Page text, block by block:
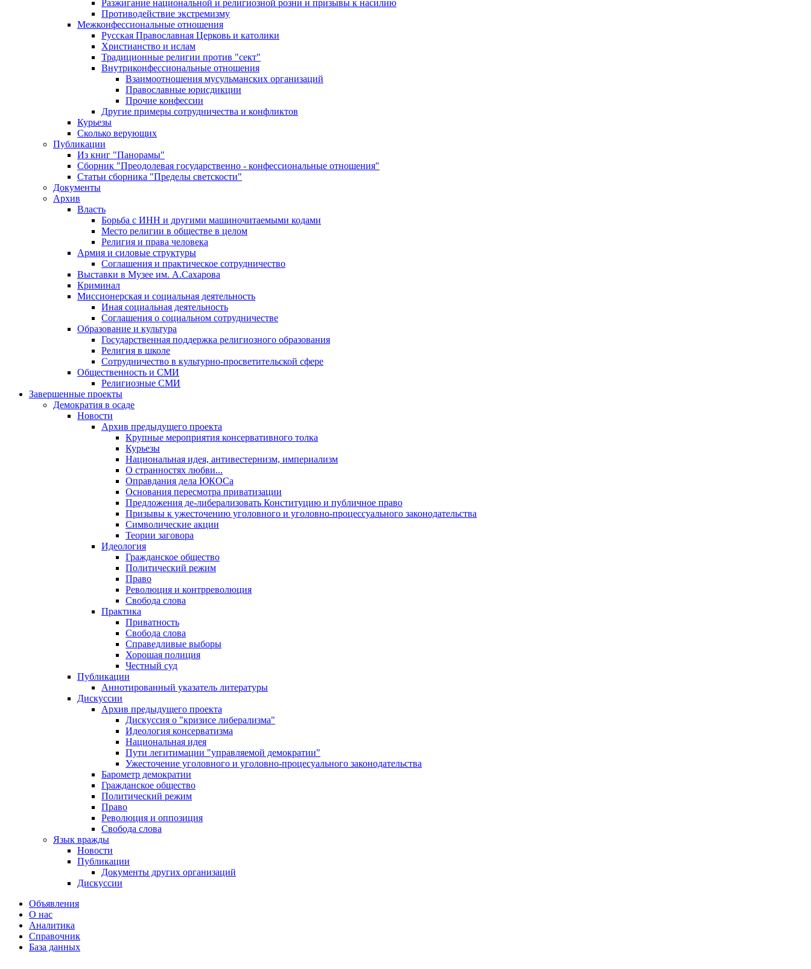
Разжигание национальной и религиозной розни и призывы к насилию
Противодействие экстремизму
Межконфессиональные отношения
Русская Православная Церковь и католики
Христианство и ислам
Традиционные религии против "сект"
Внутриконфессиональные отношения
Взаимоотношения мусульманских организаций
Православные юрисдикции
Прочие конфессии
Другие примеры сотрудничества и конфликтов
Курьезы
Сколько верующих
Публикации
Из книг "Панорамы"
Сборник "Преодолевая государственно - конфессиональные отношения"
Статьи сборника "Пределы светскости"
Документы
Архив
Власть
Борьба с ИНН и другими машиночитаемыми кодами
Место религии в обществе в целом
Религия и права человека
Армия и силовые структуры
Соглашения и практическое сотрудничество
Выставки в Музее им. А.Сахарова
Криминал
Миссионерская и социальная деятельность
Иная социальная деятельность
Соглашения о социальном сотрудничестве
Образование и культура
Государственная поддержка религиозного образования
Религия в школе
Сотрудничество в культурно-просветительской сфере
Общественность и СМИ
Религиозные СМИ
Завершенные проекты
Демократия в осаде
Новости
Архив предыдущего проекта
Крупные мероприятия консервативного толка
Курьезы
Национальная идея, антивестернизм, империализм
О странностях любви...
Оправдания дела ЮКОСа
Основания пересмотра приватизации
Предложения де-либерализовать Конституцию и публичное право
Призывы к ужесточению уголовного и уголовно-процессуального законодательства
Символические акции
Теории заговора
Идеология
Гражданское общество
Политический режим
Право
Революция и контрреволюция
Свобода слова
Практика
Приватность
Свобода слова
Справедливые выборы
Хорошая полиция
Честный суд
Публикации
Аннотированный указатель литературы
Дискуссии
Архив предыдущего проекта
Дискуссия о "кризисе либерализма"
Идеология консерватизма
Национальная идея
Пути легитимации "управляемой демократии"
Ужесточение уголовного и уголовно-процесуального законодательства
Барометр демократии
Гражданское общество
Политический режим
Право
Революция и оппозиция
Свобода слова
Язык вражды
Новости
Публикации
Документы других организаций
Дискуссии
Объявления
О нас
Аналитика
Справочник
База данных